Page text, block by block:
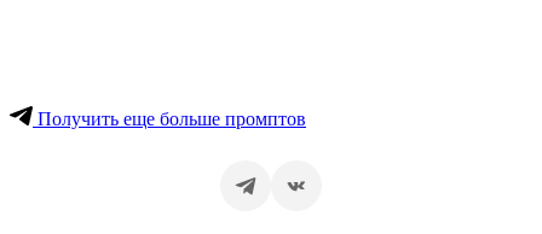
Получить еще больше промптов